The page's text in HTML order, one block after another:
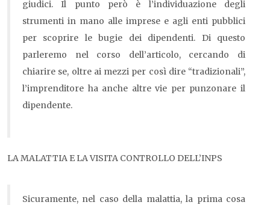
giudici. Il punto però è l’individuazione degli
strumenti in mano alle imprese e agli enti pubblici
per scoprire le bugie dei dipendenti. Di questo
parleremo nel corso dell’articolo, cercando di
chiarire se, oltre ai mezzi per così dire “tradizionali”,
l’imprenditore ha anche altre vie per punzonare il
dipendente.
LA MALATTIA E LA VISITA CONTROLLO DELL’INPS
Sicuramente, nel caso della malattia, la prima cosa